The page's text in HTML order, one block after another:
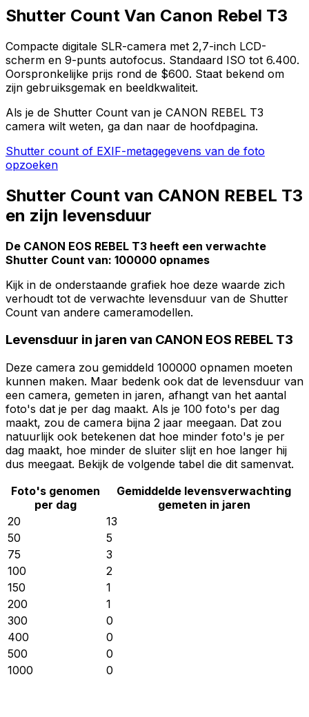
Shutter Count Van Canon Rebel T3
Compacte digitale SLR-camera met 2,7-inch LCD-
scherm en 9-punts autofocus. Standaard ISO tot 6.400.
Oorspronkelijke prijs rond de $600. Staat bekend om
zijn gebruiksgemak en beeldkwaliteit.
Als je de Shutter Count van je CANON REBEL T3
camera wilt weten, ga dan naar de hoofdpagina.
Shutter count of EXIF-metagegevens van de foto
opzoeken
Shutter Count van CANON REBEL T3
en zijn levensduur
De CANON EOS REBEL T3 heeft een verwachte
Shutter Count van: 100000 opnames
Kijk in de onderstaande grafiek hoe deze waarde zich
verhoudt tot de verwachte levensduur van de Shutter
Count van andere cameramodellen.
Levensduur in jaren van CANON EOS REBEL T3
Deze camera zou gemiddeld 100000 opnamen moeten
kunnen maken. Maar bedenk ook dat de levensduur van
een camera, gemeten in jaren, afhangt van het aantal
foto's dat je per dag maakt. Als je 100 foto's per dag
maakt, zou de camera bijna 2 jaar meegaan. Dat zou
natuurlijk ook betekenen dat hoe minder foto's je per
dag maakt, hoe minder de sluiter slijt en hoe langer hij
dus meegaat. Bekijk de volgende tabel die dit samenvat.
Foto's genomen
per dag
Gemiddelde levensverwachting
gemeten in jaren
20
13
50
5
75
3
100
2
150
1
200
1
300
0
400
0
500
0
1000
0